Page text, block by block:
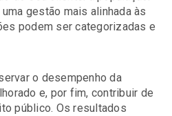
gestão mais alinhada às
podem ser categorizadas e
o desempenho da
e, por fim, contribuir de
público. Os resultados